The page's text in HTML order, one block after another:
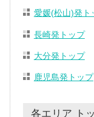
愛媛(松山)発ト
長崎発トップ
大分発トップ
鹿児島発トップ
各エリア ト